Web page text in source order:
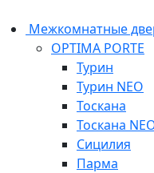
Межкомнатные
OPTIMA PORTE
Турин
Турин NEO
Тоскана
Тоскана
Сицилия
Парма